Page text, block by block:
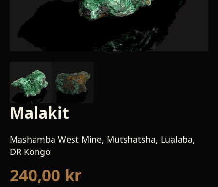
Malakit
Mashamba West Mine, Mutshatsha, Lualaba,
DR Kongo
240,00 kr